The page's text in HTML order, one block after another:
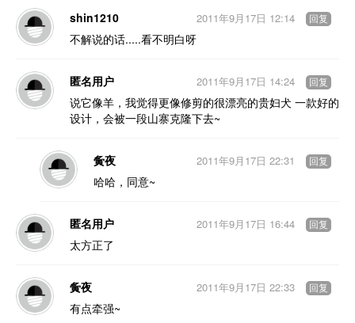
shin1210
不解说的话.....看不明白呀
2011年9月17日 12:14 回复
匿名用户
说它像羊，我觉得更像修剪的很漂亮的贵妇犬 一款好的
设计，会被一段山寨克隆下去~
2011年9月17日 14:24 回复
夤夜
哈哈，同意~
2011年9月17日 22:31 回复
匿名用户
太方正了
2011年9月17日 16:44 回复
夤夜
有点牵强~
2011年9月17日 22:33 回复